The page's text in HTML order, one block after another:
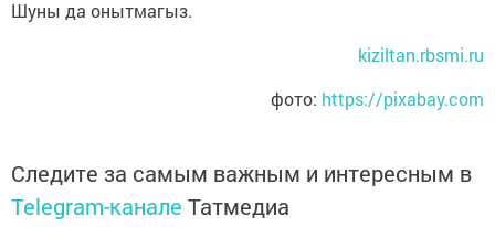
Шуны да онытмагыз.
kiziltan.rbsmi.ru
фото: https://pixabay.com
Следите за самым важным и интересным в
Telegram-канале Татмедиа